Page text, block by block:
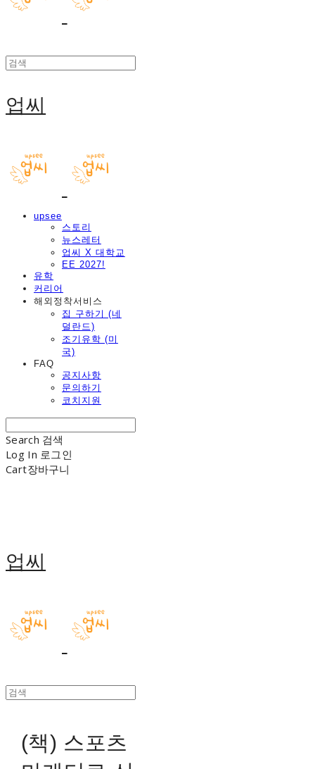
업씨
upsee
스토리
뉴스레터
업씨 X 대학교
EE 2027!
유학
커리어
해외정착서비스
집 구하기 (네
덜란드)
조기유학 (미
국)
FAQ
공지사항
문의하기
코치지원
Search 검색
Log In 로그인
Cart장바구니
업씨
(책) 스포츠